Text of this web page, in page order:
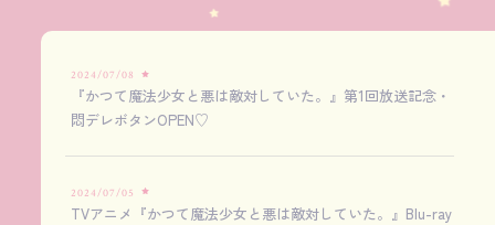
2024/07/08
『かつて魔法少女と悪は敵対していた。』第1回放送記念・
悶デレボタンOPEN♡
2024/07/05
TVアニメ『かつて魔法少女と悪は敵対していた。』Blu-ray